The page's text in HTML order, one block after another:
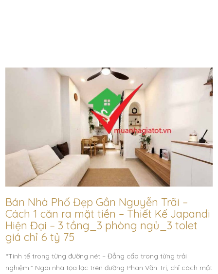
Bán Nhà Phố Đẹp Gần Nguyễn Trãi –
Cách 1 căn ra mặt tiền – Thiết Kế Japandi
Hiện Đại – 3 tầng_3 phòng ngủ_3 tolet
giá chỉ 6 tỷ 75
“Tinh tế trong từng đường nét – Đẳng cấp trong từng trải
nghiệm.” Ngôi nhà tọa lạc trên đường Phan Văn Trị, chỉ cách mặt